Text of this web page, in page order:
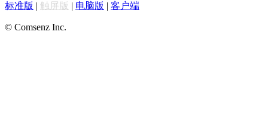
标准版 | 触屏版 | 电脑版 | 客户端
© Comsenz Inc.